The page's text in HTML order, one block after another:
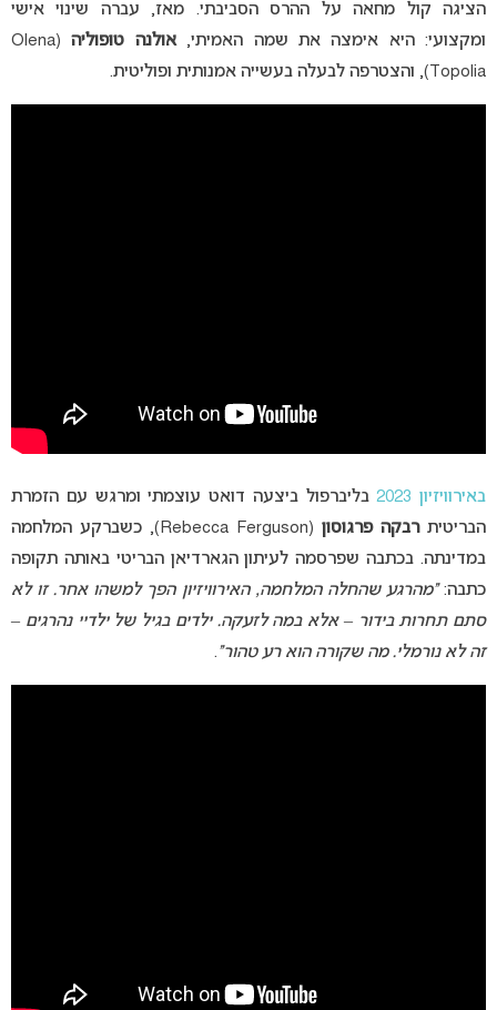
הציגה קול מחאה על ההרס הסביבתי. מאז, עברה שינוי אישי
ומקצועי: היא אימצה את שמה האמיתי,אולנה טופוליה
(Olena
Topolia), והצטרפה לבעלה בעשייה אמנותית ופוליטית.
באירוויזיון 2023
בליברפול ביצעה דואט עוצמתי ומרגש עם הזמרת
הבריטיתרבקה פרגוסון
(Rebecca Ferguson), כשברקע המלחמה
במדינתה. בכתבה שפרסמה לעיתון הגארדיאן הבריטי באותה תקופה
כתבה:“מהרגע שהחלה המלחמה, האירוויזיון הפך למשהו אחר. זו לא
סתם תחרות בידור – אלא במה לזעקה. ילדים בגיל של ילדיי נהרגים –
זה לא נורמלי. מה שקורה הוא רע טהור”.